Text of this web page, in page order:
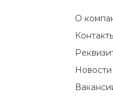
О
Новости